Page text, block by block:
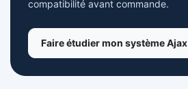
compatibilité avant commande.
Faire étudier mon système Ajax